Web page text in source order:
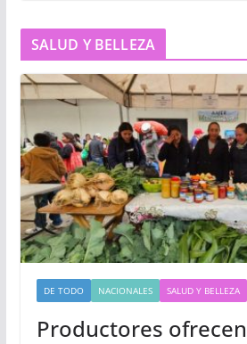
SALUD Y BELLEZA
DE TODO NACIONALES SALUD Y BELLEZA
Productores